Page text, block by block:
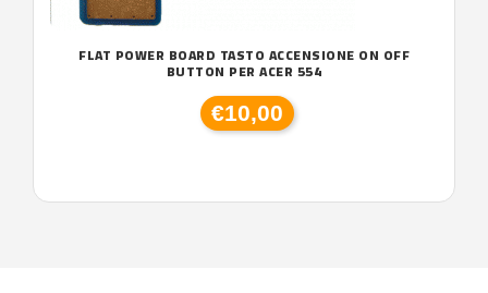
FLAT POWER BOARD TASTO ACCENSIONE ON OFF
BUTTON PER ACER 554
€10,00